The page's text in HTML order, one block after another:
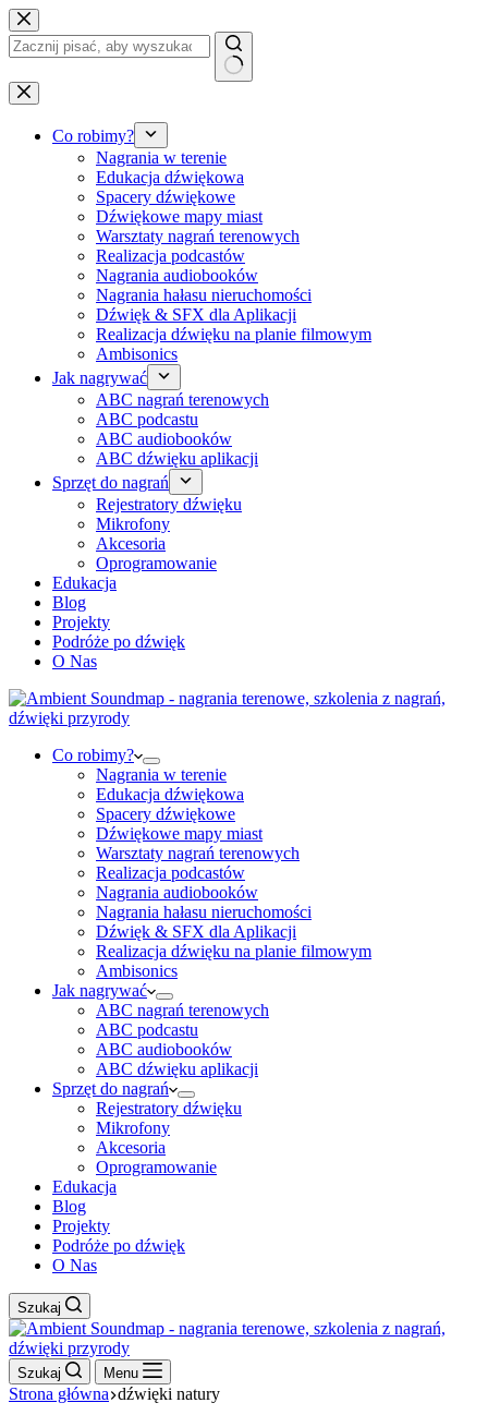
Przejdź
do
treści
Brak
wyników
Co robimy?
Nagrania w terenie
Edukacja dźwiękowa
Spacery dźwiękowe
Dźwiękowe mapy miast
Warsztaty nagrań terenowych
Realizacja podcastów
Nagrania audiobooków
Nagrania hałasu nieruchomości
Dźwięk & SFX dla Aplikacji
Realizacja dźwięku na planie filmowym
Ambisonics
Jak nagrywać
ABC nagrań terenowych
ABC podcastu
ABC audiobooków
ABC dźwięku aplikacji
Sprzęt do nagrań
Rejestratory dźwięku
Mikrofony
Akcesoria
Oprogramowanie
Edukacja
Blog
Projekty
Podróże po dźwięk
O Nas
Co robimy?
Nagrania w terenie
Edukacja dźwiękowa
Spacery dźwiękowe
Dźwiękowe mapy miast
Warsztaty nagrań terenowych
Realizacja podcastów
Nagrania audiobooków
Nagrania hałasu nieruchomości
Dźwięk & SFX dla Aplikacji
Realizacja dźwięku na planie filmowym
Ambisonics
Jak nagrywać
ABC nagrań terenowych
ABC podcastu
ABC audiobooków
ABC dźwięku aplikacji
Sprzęt do nagrań
Rejestratory dźwięku
Mikrofony
Akcesoria
Oprogramowanie
Edukacja
Blog
Projekty
Podróże po dźwięk
O Nas
Szukaj
Szukaj Menu
Strona główna dźwięki natury